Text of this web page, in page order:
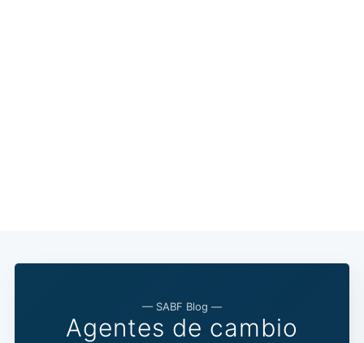
— SABF Blog —
Agentes de cambio